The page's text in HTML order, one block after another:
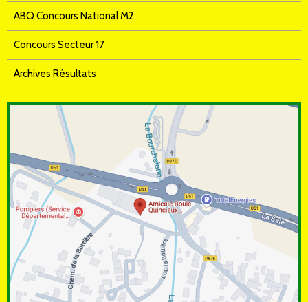
ABQ Concours National M2
Concours Secteur 17
Archives Résultats